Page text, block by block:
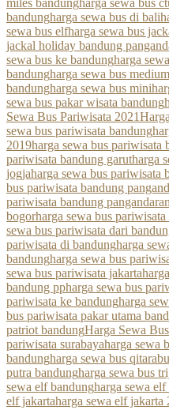
bandungharga sewa bus di bali
sewa bus elfharga sewa bus
jackal holiday bandung
sewa bus ke bandungharga
bandungharga sewa bus medium
bandungharga sewa bus mini
sewa bus pakar wisata bandung
Sewa Bus Pariwisata 2021
sewa bus pariwisata bandung
2019harga sewa bus pariwisata
pariwisata bandung garutharga
jogjaharga sewa bus pariwisata
bus pariwisata bandung
pariwisata bandung
bogorharga sewa bus
sewa bus pariwisata dari
pariwisata di bandungharga
bandungharga sewa bus
sewa bus pariwisata jakarta
bandung ppharga sewa bus
pariwisata ke bandungharga
bus pariwisata pakar utama
patriot bandungHarga Sewa
pariwisata surabayaharga sewa
bandungharga sewa bus
putra bandungharga sewa bus
sewa elf bandungharga sewa elf
elf jakartaharga sewa elf jakarta